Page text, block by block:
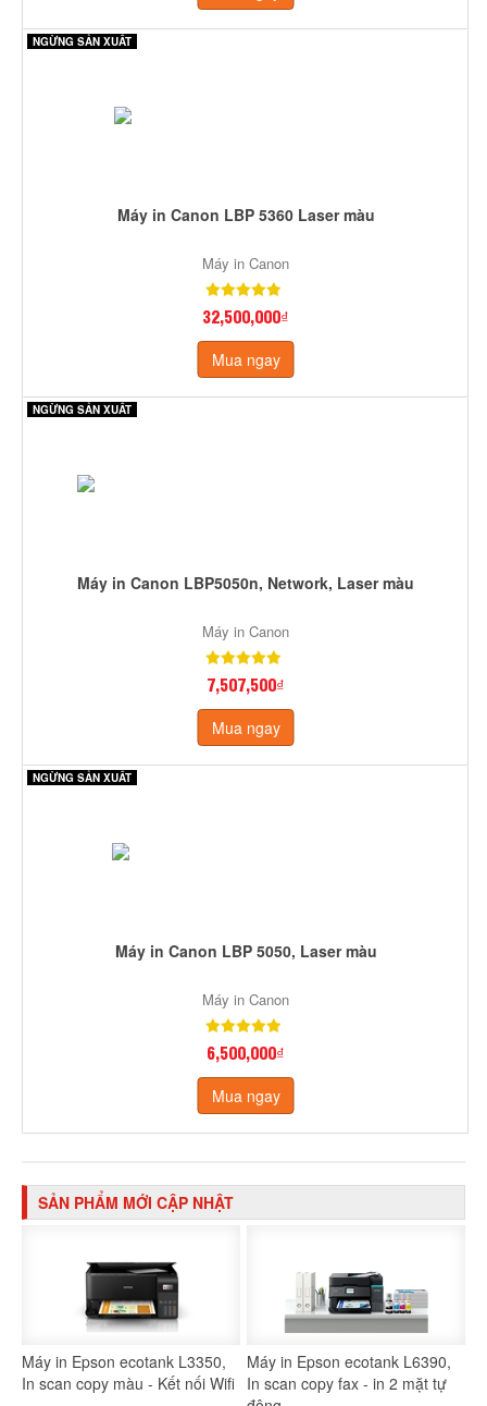
NGỪNG SẢN XUẤT
Máy in Canon LBP 5360 Laser màu
Máy in Canon
32,500,000₫
Mua ngay
NGỪNG SẢN XUẤT
Máy in Canon LBP5050n, Network, Laser màu
Máy in Canon
7,507,500₫
Mua ngay
NGỪNG SẢN XUẤT
Máy in Canon LBP 5050, Laser màu
Máy in Canon
6,500,000₫
Mua ngay
SẢN PHẨM MỚI CẬP NHẬT
Máy in Epson ecotank L3350,
In scan copy màu - Kết nối Wifi
Máy in Epson ecotank L6390,
In scan copy fax - in 2 mặt tự